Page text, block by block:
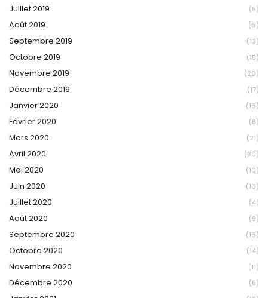
Juillet 2019 (5)
Août 2019 (6)
Septembre 2019 (13)
Octobre 2019 (15)
Novembre 2019 (20)
Décembre 2019 (17)
Janvier 2020 (16)
Février 2020 (8)
Mars 2020 (21)
Avril 2020 (30)
Mai 2020 (10)
Juin 2020 (10)
Juillet 2020 (4)
Août 2020 (9)
Septembre 2020 (16)
Octobre 2020 (14)
Novembre 2020 (11)
Décembre 2020 (5)